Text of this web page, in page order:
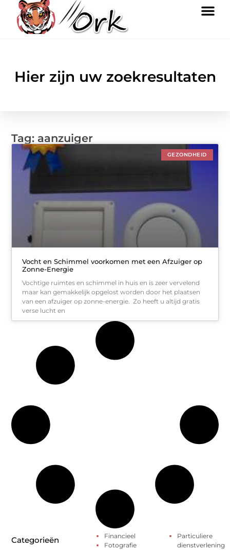
Hier zijn uw zoekresultaten
Tag: aanzuiger
GEZONDHEID
Vocht en Schimmel voorkomen met een Afzuiger op
Zonne-Energie
Vochtige ruimtes en schimmel in huis en is zeer vervelend
maar kan gemakkelijk opgelost worden door het plaatsen
van een afzuiger op zonne-energie. Zo heeft u altijd gratis
verse lucht en
Categorieën
Financieel
Fotografie
Particuliere
dienstverlening